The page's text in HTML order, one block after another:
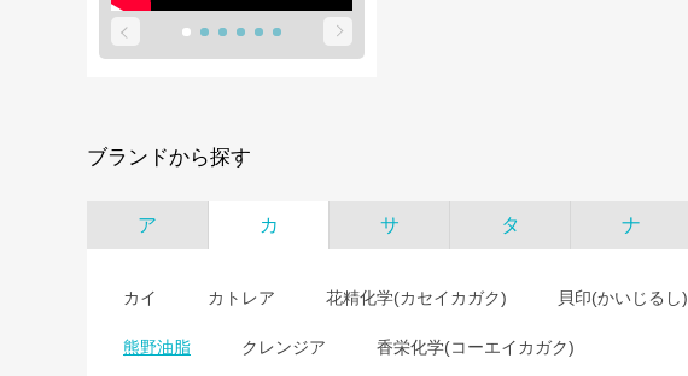
ブランドから探す
ア カ サ タ ナ
カイ カトレア 花精化学(カセイカガク) 貝印(かいじるし)
熊野油脂 クレンジア 香栄化学(コーエイカガク)